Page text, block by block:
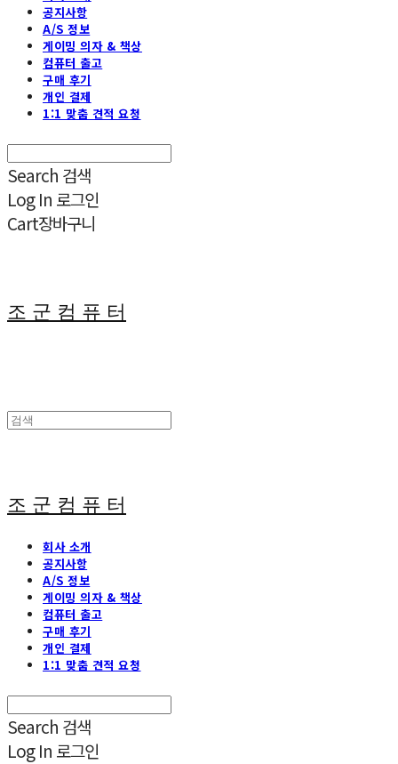
공지사항
A/S 정보
게이밍 의자 & 책상
컴퓨터 출고
구매 후기
개인 결제
1:1 맞춤 견적 요청
Search 검색
Log In 로그인
Cart장바구니
조 군 컴 퓨 터
조 군 컴 퓨 터
회사 소개
공지사항
A/S 정보
게이밍 의자 & 책상
컴퓨터 출고
구매 후기
개인 결제
1:1 맞춤 견적 요청
Search 검색
Log In 로그인